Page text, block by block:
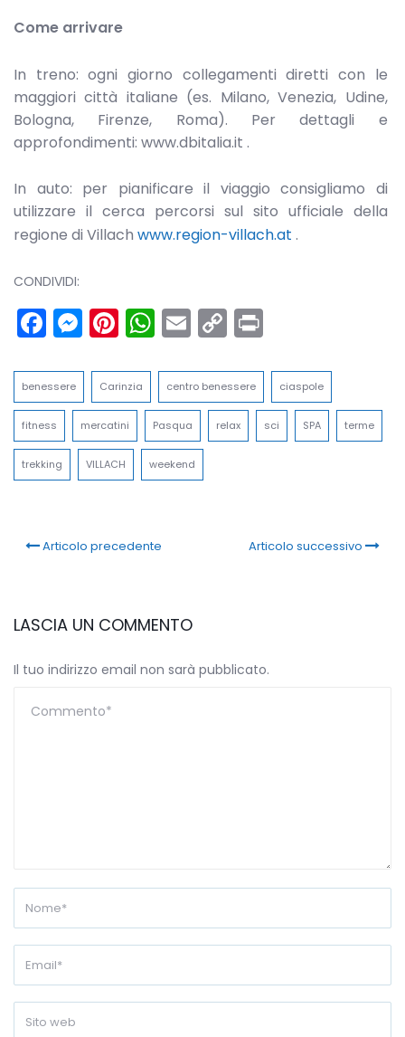
Come arrivare
In treno: ogni giorno collegamenti diretti con le
maggiori città italiane (es. Milano, Venezia, Udine,
Bologna, Firenze, Roma). Per dettagli e
approfondimenti: www.dbitalia.it .
In auto: per pianificare il viaggio consigliamo di
utilizzare il cerca percorsi sul sito ufficiale della
regione di Villach www.region-villach.at .
CONDIVIDI:
Facebook
Messenger
Pinterest
WhatsApp
Email
Copy
benessere Carinzia centro benessere ciaspole
fitness mercatini Pasqua relax sci SPA terme
trekking VILLACH weekend
Articolo precedente Articolo successivo
LASCIA UN COMMENTO
Il tuo indirizzo email non sarà pubblicato.